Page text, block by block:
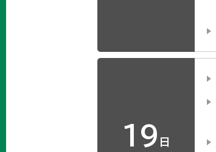
19 日